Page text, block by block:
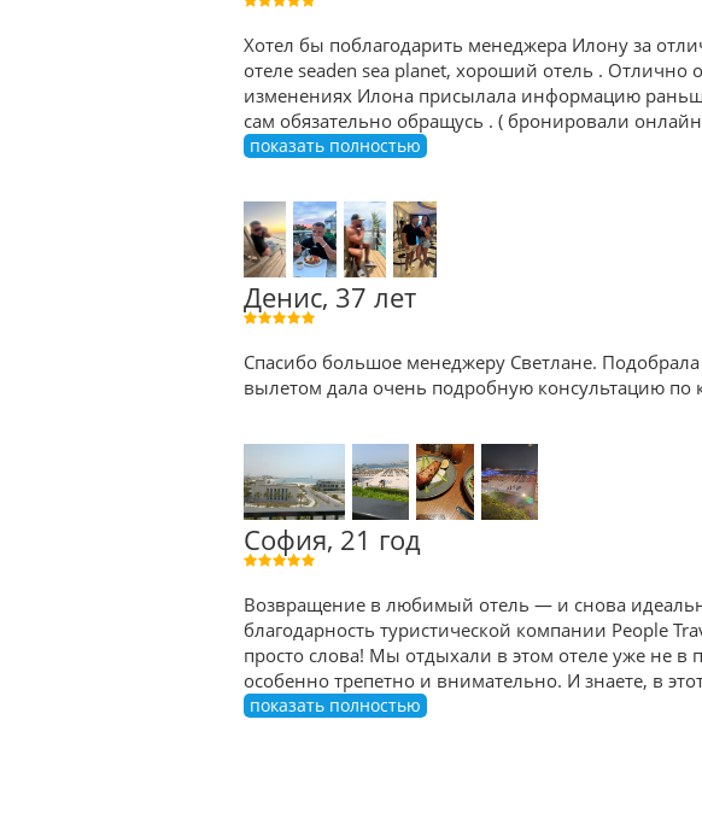
Хотел бы поблагодарить менеджера Илону за
отеле seaden sea planet, хороший отель . Отлично
изменениях Илона присылала информацию
сам обязательно обращусь . ( бронировали
показать полностью
Денис, 37 лет
Спасибо большое менеджеру Светлане.
вылетом дала очень подробную консультацию по
София, 21 год
Возвращение в любимый отель — и снова
благодарность туристической компании People
просто слова! Мы отдыхали в этом отеле уже не
особенно трепетно и внимательно. И знаете, в
показать полностью